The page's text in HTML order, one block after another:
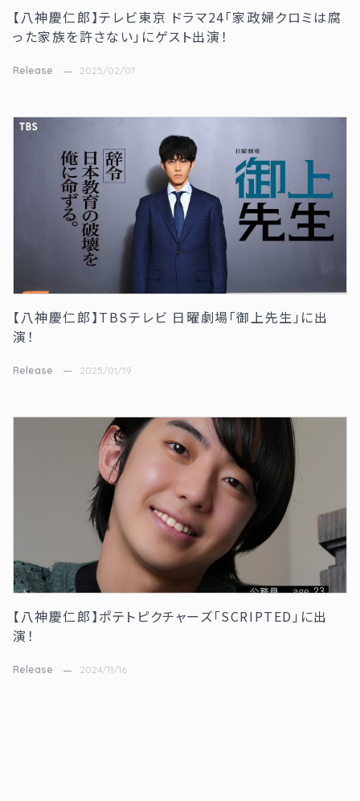
【八神慶仁郎】テレビ東京 ドラマ24「家政婦クロミは腐
った家族を許さない」にゲスト出演！
Release 2025/02/07
【八神慶仁郎】TBSテレビ 日曜劇場「御上先生」に出
演！
Release 2025/01/19
【八神慶仁郎】ポテトピクチャーズ「SCRIPTED」に出
演！
Release 2024/11/16